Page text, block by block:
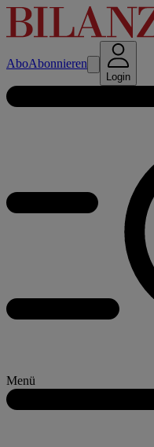
AboAbonnieren
Login
Menü